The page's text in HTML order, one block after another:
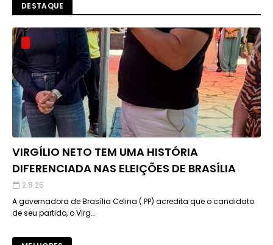
DESTAQUE
VIRGÍLIO NETO TEM UMA HISTÓRIA
DIFERENCIADA NAS ELEIÇÕES DE BRASÍLIA
2.8.26
A governadora de Brasília Celina ( PP) acredita que o candidato
de seu partido, o Virg…